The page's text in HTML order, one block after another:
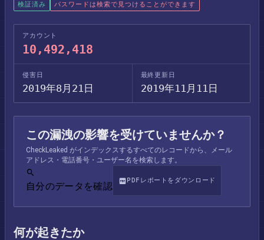
検証済み パスワードは検索で見つけることができます
アカウント
10,492,418
侵害日
2019年8月21日
最終更新日
2019年11月11日
この漏洩の影響を受けていませんか？
CheckLeaked がインデックスするすべてのレコードから、メール
アドレス・電話番号・ユーザー名を検索します。
自分のデータを確認
PDFレポートをダウンロード
何が起きたか